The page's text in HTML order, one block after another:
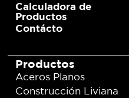
Calculadora de
Productos
Contácto
Productos
Aceros Planos
Construcción Liviana